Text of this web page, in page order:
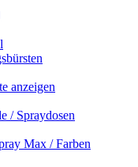
anzeigen
/ Spraydosen
Max / Farben